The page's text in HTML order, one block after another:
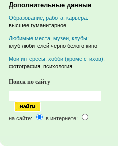
Дополнительные данные
Образование, работа, карьера:
высшее гуманитарное
Любимые места, музеи, клубы:
клуб любителей черно белого кино
Мои интересы, хобби (кроме стихов):
фотография, психология
Поиск по сайту
на сайте: в интернете: